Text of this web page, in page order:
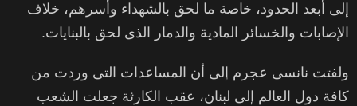
إلى أبعد الحدود، خاصة ما لحق بالشهداء وأسرهم، خلاف
الإصابات والخسائر المادية والدمار الذى لحق بالبنايات.
ولفتت نانسى عجرم إلى أن المساعدات التى وردت من
كافة دول العالم إلى لبنان، عقب الكارثة جعلت الشعب